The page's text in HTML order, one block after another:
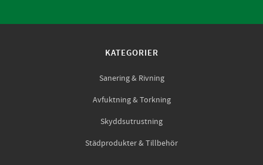
KATEGORIER
Sanering & Rivning
Avfuktning & Torkning
Skyddsutrustning
Städprodukter & Tillbehör